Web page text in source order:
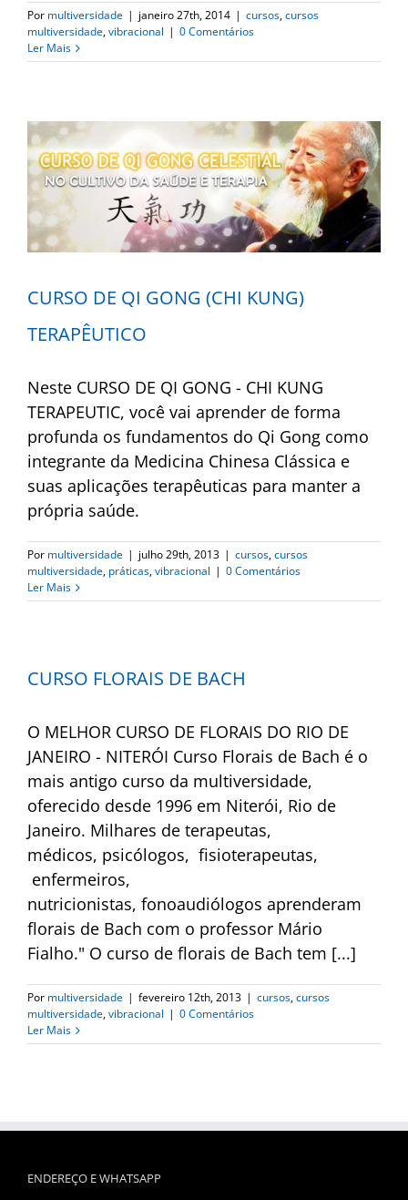
Por multiversidade | janeiro 27th, 2014 | cursos,cursos
multiversidade,vibracional | 0 Comentários
Ler Mais
CURSO DE QI GONG (CHI KUNG)
TERAPÊUTICO
Neste CURSO DE QI GONG - CHI KUNG
TERAPEUTIC, você vai aprender de forma
profunda os fundamentos do Qi Gong como
integrante da Medicina Chinesa Clássica e
suas aplicações terapêuticas para manter a
própria saúde.
Por multiversidade | julho 29th, 2013 | cursos,cursos
multiversidade, práticas,vibracional | 0 Comentários
Ler Mais
CURSO FLORAIS DE BACH
O MELHOR CURSO DE FLORAIS DO RIO DE
JANEIRO - NITERÓI Curso Florais de Bach é o
mais antigo curso da multiversidade,
oferecido desde 1996 em Niterói, Rio de
Janeiro. Milhares de terapeutas,
médicos, psicólogos, fisioterapeutas,
enfermeiros,
nutricionistas, fonoaudiólogos aprenderam
florais de Bach com o professor Mário
Fialho." O curso de florais de Bach tem [...]
Por multiversidade | fevereiro 12th, 2013 | cursos,cursos
multiversidade,vibracional | 0 Comentários
Ler Mais
ENDEREÇO E WHATSAPP